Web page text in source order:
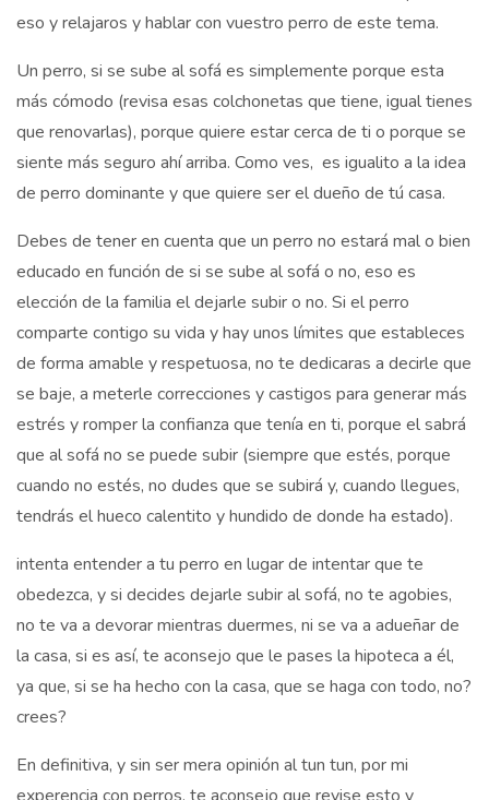
eso y relajaros y hablar con vuestro perro de este tema.
Un perro, si se sube al sofá es simplemente porque esta
más cómodo (revisa esas colchonetas que tiene, igual tienes
que renovarlas), porque quiere estar cerca de ti o porque se
siente más seguro ahí arriba. Como ves, es igualito a la idea
de perro dominante y que quiere ser el dueño de tú casa.
Debes de tener en cuenta que un perro no estará mal o bien
educado en función de si se sube al sofá o no, eso es
elección de la familia el dejarle subir o no. Si el perro
comparte contigo su vida y hay unos límites que estableces
de forma amable y respetuosa, no te dedicaras a decirle que
se baje, a meterle correcciones y castigos para generar más
estrés y romper la confianza que tenía en ti, porque el sabrá
que al sofá no se puede subir (siempre que estés, porque
cuando no estés, no dudes que se subirá y, cuando llegues,
tendrás el hueco calentito y hundido de donde ha estado).
intenta entender a tu perro en lugar de intentar que te
obedezca, y si decides dejarle subir al sofá, no te agobies,
no te va a devorar mientras duermes, ni se va a adueñar de
la casa, si es así, te aconsejo que le pases la hipoteca a él,
ya que, si se ha hecho con la casa, que se haga con todo, no?
crees?
En definitiva, y sin ser mera opinión al tun tun, por mi